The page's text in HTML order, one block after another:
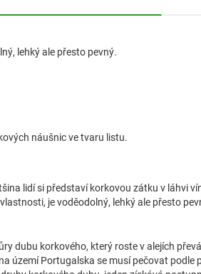
lehký ale přesto pevný.
náušnic ve tvaru listu.
lidí si představí korkovou zátku v láhvi
je voděodolný, lehký ale přesto
dubu korkového, který roste v alejích
území Portugalska se musí pečovat podle